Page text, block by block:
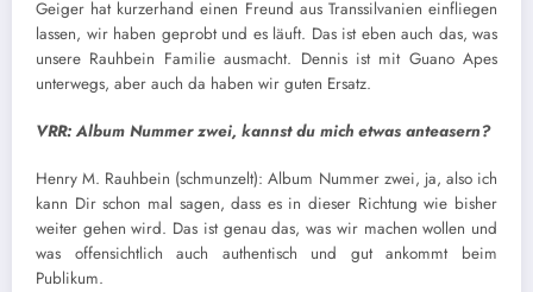
Geiger hat kurzerhand einen Freund aus Transsilvanien einfliegen
lassen, wir haben geprobt und es läuft. Das ist eben auch das, was
unsere Rauhbein Familie ausmacht. Dennis ist mit Guano Apes
unterwegs, aber auch da haben wir guten Ersatz.
VRR: Album Nummer zwei, kannst du mich etwas anteasern?
Henry M. Rauhbein (schmunzelt): Album Nummer zwei, ja, also ich
kann Dir schon mal sagen, dass es in dieser Richtung wie bisher
weiter gehen wird. Das ist genau das, was wir machen wollen und
was offensichtlich auch authentisch und gut ankommt beim
Publikum.